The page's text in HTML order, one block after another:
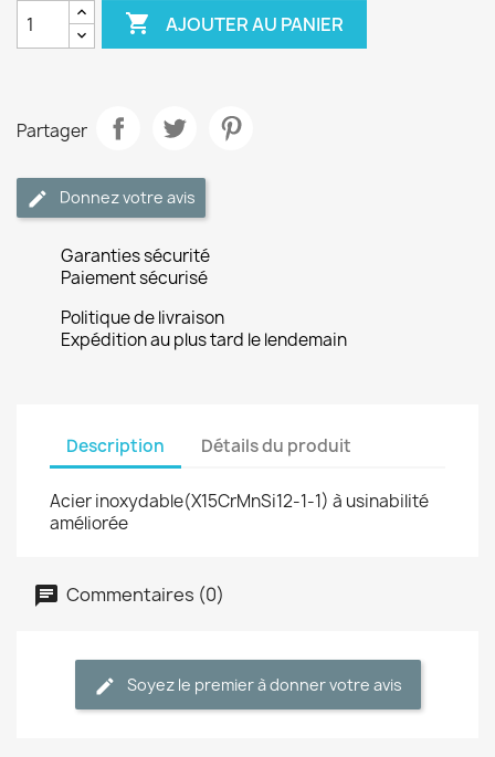
 AJOUTER AU PANIER
Partager
Donnez votre avis
Garanties sécurité
Paiement sécurisé
Politique de livraison
Expédition au plus tard le lendemain
Description Détails du produit
Acier inoxydable(X15CrMnSi12-1-1) à usinabilité
améliorée
Commentaires (0)
Soyez le premier à donner votre avis